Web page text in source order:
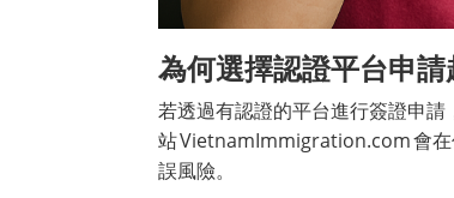
為何選擇認證平台申
若透過有認證的平台進行簽證申
站 VietnamImmigration.com 會在
誤風險。